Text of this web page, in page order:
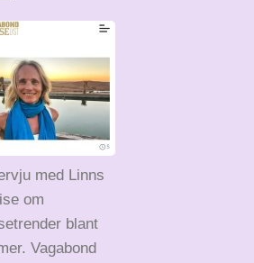
med Linns
om
blant
Vagabond